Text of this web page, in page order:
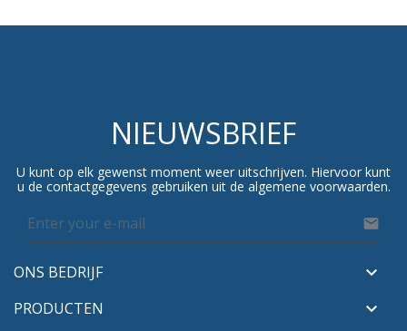
NIEUWSBRIEF
U kunt op elk gewenst moment weer uitschrijven. Hiervoor kunt
u de contactgegevens gebruiken uit de algemene voorwaarden.

ONS BEDRIJF 
PRODUCTEN 